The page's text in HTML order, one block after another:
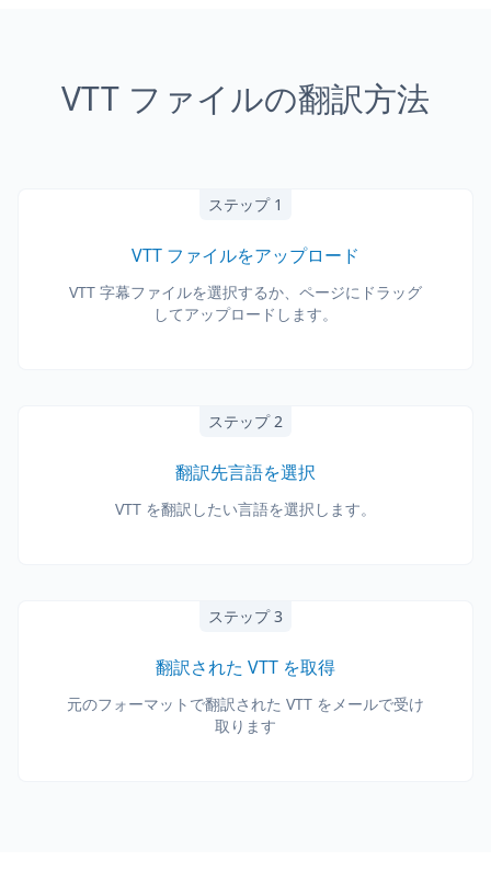
VTT ファイルの翻訳方法
ステップ 1
VTT ファイルをアップロード
VTT 字幕ファイルを選択するか、ページにドラッグ
してアップロードします。
ステップ 2
翻訳先言語を選択
VTT を翻訳したい言語を選択します。
ステップ 3
翻訳された VTT を取得
元のフォーマットで翻訳された VTT をメールで受け
取ります